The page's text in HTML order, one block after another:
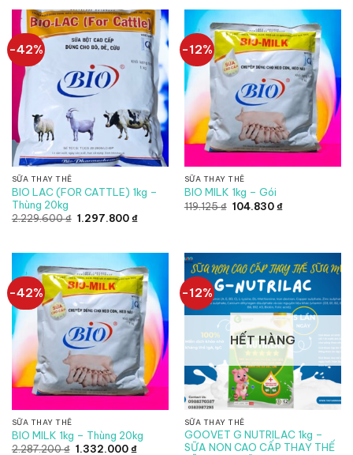
157.950 ₫. 102.190 ₫.
-42%
SỮA THAY THẾ
BIO LAC (FOR CATTLE) 1kg –
Thùng 20kg
2.229.600₫ Giá
1.297.800₫Giá
1.297.800 ₫.
-12%
SỮA THAY THẾ
BIO MILK 1kg – Gói
119.125₫ Giá
gốc
104.830₫Giá
hiện
-42%
SỮA THAY THẾ
BIO MILK 1kg – Thùng 20kg
2.287.200₫ Giá
1.332.000₫Giá
-12%
HẾT HÀNG
SỮA THAY THẾ
GOOVET G NUTRILAC 1kg –
SỮA NON CAO CẤP THAY THẾ